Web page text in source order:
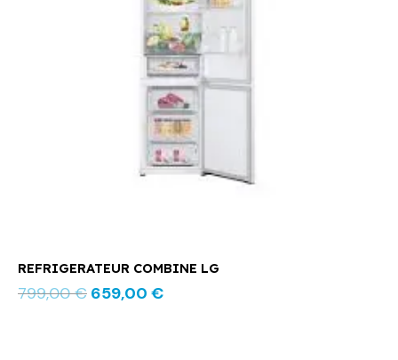
REFRIGERATEUR COMBINE LG
799,00€ 659,00 €